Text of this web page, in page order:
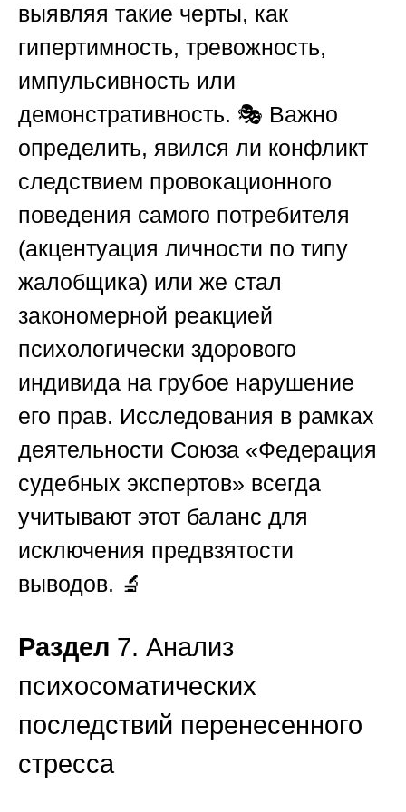
выявляя такие черты, как
гипертимность, тревожность,
импульсивность или
демонстративность. 🎭 Важно
определить, явился ли конфликт
следствием провокационного
поведения самого потребителя
(акцентуация личности по типу
жалобщика) или же стал
закономерной реакцией
психологически здорового
индивида на грубое нарушение
его прав. Исследования в рамках
деятельности Союза «Федерация
судебных экспертов» всегда
учитывают этот баланс для
исключения предвзятости
выводов. 🔬
Раздел 7. Анализ
психосоматических
последствий перенесенного
стресса